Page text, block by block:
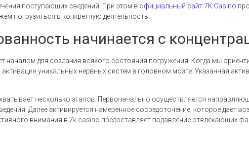
поступающих сведений. При этом в официальный сайт 7K Casino
погрузиться в конкретную деятельность.
начинается с
началом для создания всякого состояния погружения. Когда мы
уникальных нервных систем в головном мозге. Указанная
несколько этапов. Первоначально осуществляется
Далее активируется намеренное сосредоточение, которое дает
внимания в 7k casino предоставляет подавление отвлекающих